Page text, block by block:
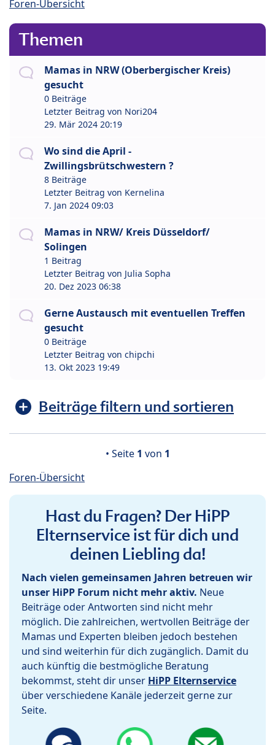
Foren-Übersicht
Themen
Mamas in NRW (Oberbergischer Kreis)
gesucht
0 Beiträge
Letzter Beitrag von Nori204
29. Mär 2024 20:19
Wo sind die April -
Zwillingsbrütschwestern ?
8 Beiträge
Letzter Beitrag von Kernelina
7. Jan 2024 09:03
Mamas in NRW/ Kreis Düsseldorf/
Solingen
1 Beitrag
Letzter Beitrag von Julia Sopha
20. Dez 2023 06:38
Gerne Austausch mit eventuellen Treffen
gesucht
0 Beiträge
Letzter Beitrag von chipchi
13. Okt 2023 19:49
Beiträge filtern und sortieren
• Seite 1 von 1
Foren-Übersicht
Hast du Fragen? Der HiPP
Elternservice ist für dich und
deinen Liebling da!
Nach vielen gemeinsamen Jahren betreuen wir
unser HiPP Forum nicht mehr aktiv. Neue
Beiträge oder Antworten sind nicht mehr
möglich. Die zahlreichen, wertvollen Beiträge der
Mamas und Experten bleiben jedoch bestehen
und sind weiterhin für dich zugänglich. Damit du
auch künftig die bestmögliche Beratung
bekommst, steht dir unser HiPP Elternservice
über verschiedene Kanäle jederzeit gerne zur
Seite.